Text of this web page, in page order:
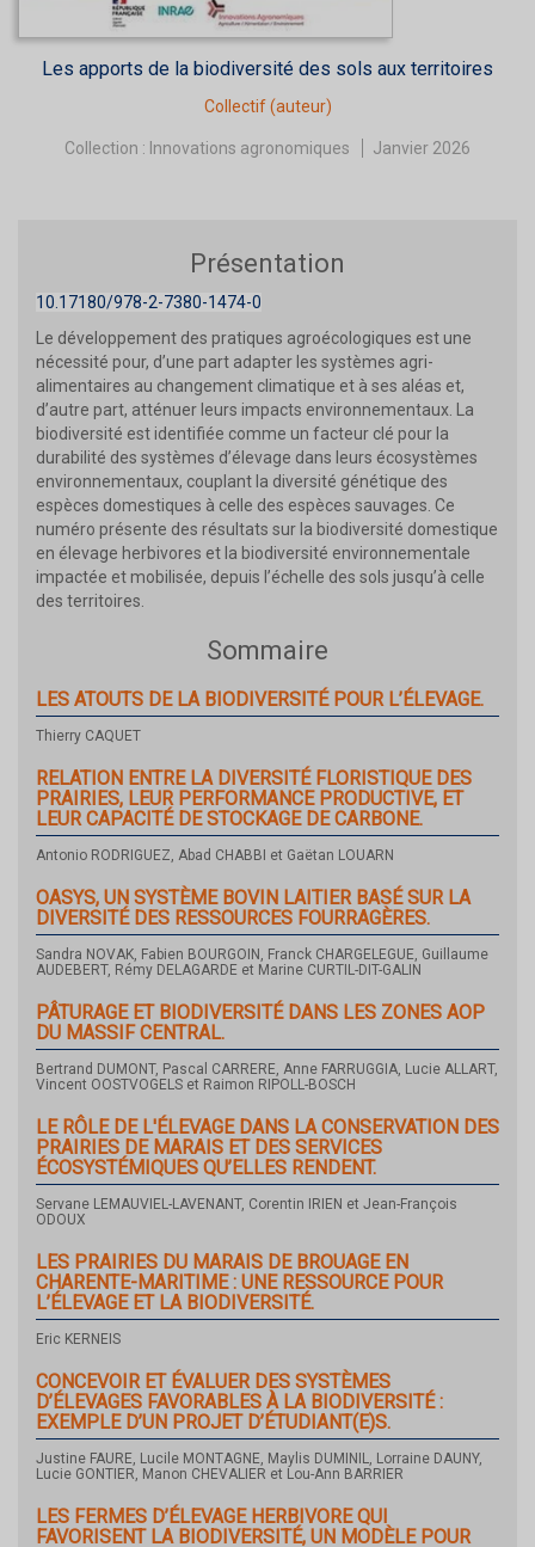
Les apports de la biodiversité des sols aux territoires
Collectif(auteur)
Collection : Innovations agronomiques Janvier 2026
Présentation
10.17180/978-2-7380-1474-0
Le développement des pratiques agroécologiques est une
nécessité pour, d’une part adapter les systèmes agri-
alimentaires au changement climatique et à ses aléas et,
d’autre part, atténuer leurs impacts environnementaux. La
biodiversité est identifiée comme un facteur clé pour la
durabilité des systèmes d’élevage dans leurs écosystèmes
environnementaux, couplant la diversité génétique des
espèces domestiques à celle des espèces sauvages. Ce
numéro présente des résultats sur la biodiversité domestique
en élevage herbivores et la biodiversité environnementale
impactée et mobilisée, depuis l’échelle des sols jusqu’à celle
des territoires.
Sommaire
LES ATOUTS DE LA BIODIVERSITÉ POUR L’ÉLEVAGE.
Thierry CAQUET
RELATION ENTRE LA DIVERSITÉ FLORISTIQUE DES
PRAIRIES, LEUR PERFORMANCE PRODUCTIVE, ET
LEUR CAPACITÉ DE STOCKAGE DE CARBONE.
Antonio RODRIGUEZ, Abad CHABBI et Gaëtan LOUARN
OASYS, UN SYSTÈME BOVIN LAITIER BASÉ SUR LA
DIVERSITÉ DES RESSOURCES FOURRAGÈRES.
Sandra NOVAK, Fabien BOURGOIN, Franck CHARGELEGUE, Guillaume
AUDEBERT, Rémy DELAGARDE et Marine CURTIL-DIT-GALIN
PÂTURAGE ET BIODIVERSITÉ DANS LES ZONES AOP
DU MASSIF CENTRAL.
Bertrand DUMONT, Pascal CARRERE, Anne FARRUGGIA, Lucie ALLART,
Vincent OOSTVOGELS et Raimon RIPOLL-BOSCH
LE RÔLE DE L'ÉLEVAGE DANS LA CONSERVATION DES
PRAIRIES DE MARAIS ET DES SERVICES
ÉCOSYSTÉMIQUES QU’ELLES RENDENT.
Servane LEMAUVIEL-LAVENANT, Corentin IRIEN et Jean-François
ODOUX
LES PRAIRIES DU MARAIS DE BROUAGE EN
CHARENTE-MARITIME : UNE RESSOURCE POUR
L’ÉLEVAGE ET LA BIODIVERSITÉ.
Eric KERNEIS
CONCEVOIR ET ÉVALUER DES SYSTÈMES
D’ÉLEVAGES FAVORABLES À LA BIODIVERSITÉ :
EXEMPLE D’UN PROJET D’ÉTUDIANT(E)S.
Justine FAURE, Lucile MONTAGNE, Maylis DUMINIL, Lorraine DAUNY,
Lucie GONTIER, Manon CHEVALIER et Lou-Ann BARRIER
LES FERMES D’ÉLEVAGE HERBIVORE QUI
FAVORISENT LA BIODIVERSITÉ, UN MODÈLE POUR